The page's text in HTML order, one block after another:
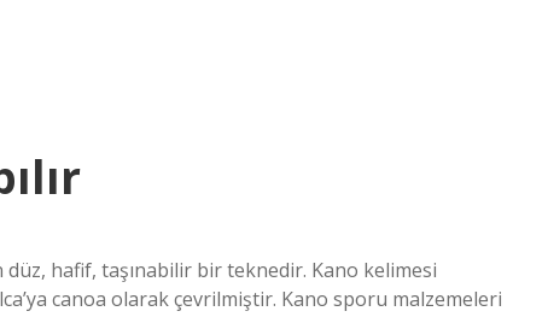
hafif, taşınabilir bir teknedir. Kano kelimesi
canoa olarak çevrilmiştir. Kano sporu malzemeleri